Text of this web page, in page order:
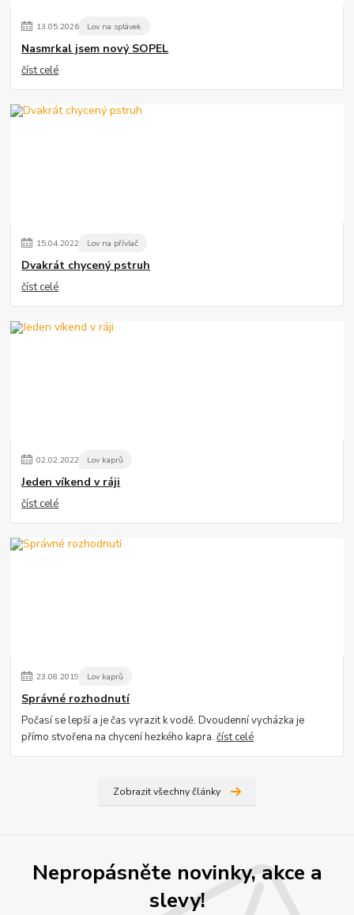
13.05.2026 Lov na splávek
Nasmrkal jsem nový SOPEL
číst celé
15.04.2022 Lov na přívlač
Dvakrát chycený pstruh
číst celé
02.02.2022 Lov kaprů
Jeden víkend v ráji
číst celé
23.08.2019 Lov kaprů
Správné rozhodnutí
Počasí se lepší a je čas vyrazit k vodě. Dvoudenní vycházka je
přímo stvořena na chycení hezkého kapra.číst celé
Zobrazit všechny články
Nepropásněte novinky, akce a
slevy!